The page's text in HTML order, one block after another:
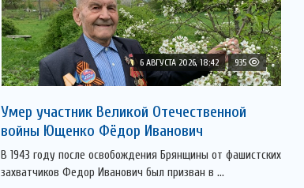
6 АВГУСТА 2026, 18:42 935
Умер участник Великой Отечественной
войны Ющенко Фёдор Иванович
В 1943 году после освобождения Брянщины от фашистских
захватчиков Федор Иванович был призван в ...